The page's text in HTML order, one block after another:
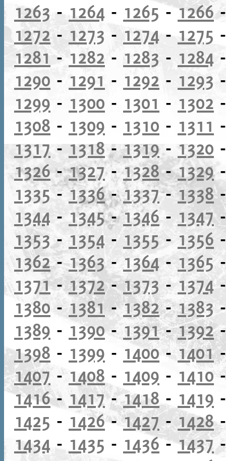
1263 - 1264 - 1265 -1266
1272- 1273 - 1274 - 1275
1281-1282 - 1283 - 1284
1290 - 1291 - 1292 - 1293
1299 - 1300 - 1301 - 1302
1308 - 1309 - 1310 - 1311
1317 - 1318 -1319- 1320
1326-1327-1328-1329
1335-1336-1337-1338
1344 - 1345-1346 - 1347
1353 - 1354 - 1355 - 1356
1362-1363- 1364- 1365
1371-1372-1373 -1374
1380 -1381 -1382-1383
1389 - 1390-1391-1392
1398 - 1399 - 1400-1401
1407- 1408 - 1409 - 1410
1416- 1417-1418 - 1419
1425 - 1426-1427- 1428
1434 - 1435 - 1436-1437